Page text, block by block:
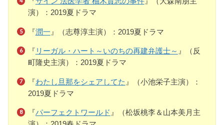
演）：2019夏ドラマ
『潤一 』（志尊淳主演）：2019夏ドラマ
『 リーガル・ハート～いのちの再建弁護士～ 』（反
町隆史主演）：2019夏ドラマ
『わたし旦那をシェアしてた 』（小池栄子主演）：
2019夏ドラマ
『パーフェクトワールド 』（松坂桃李＆山本美月主